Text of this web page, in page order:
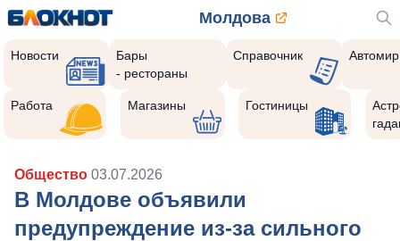
Молдова
Новости
Бары
- рестораны
Справочник Автомир
Работа Магазины Гостиницы
Общество 03.07.2026
В Молдове объявили
предупреждение из-за сильного